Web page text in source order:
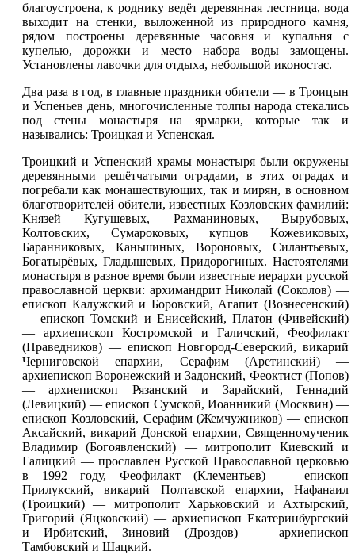
благоустроена, к роднику ведёт деревянная лестница, вода
выходит на стенки, выложенной из природного камня,
рядом построены деревянные часовня и купальня с
купелью, дорожки и место набора воды замощены.
Установлены лавочки для отдыха, небольшой иконостас.
Два раза в год, в главные праздники обители — в Троицын
и Успеньев день, многочисленные толпы народа стекались
под стены монастыря на ярмарки, которые так и
назывались: Троицкая и Успенская.
Троицкий и Успенский храмы монастыря были окружены
деревянными решётчатыми оградами, в этих оградах и
погребали как монашествующих, так и мирян, в основном
благотворителей обители, известных Козловских фамилий:
Князей Кугушевых, Рахманиновых, Вырубовых,
Колтовских, Сумароковых, купцов Кожевиковых,
Баранниковых, Каньшиных, Вороновых, Силантьевых,
Богатырёвых, Гладышевых, Придорогиных. Настоятелями
монастыря в разное время были известные иерархи русской
православной церкви: архимандрит Николай (Соколов) —
епископ Калужский и Боровский, Агапит (Вознесенский)
— епископ Томский и Енисейский, Платон (Фивейский)
— архиепископ Костромской и Галичский, Феофилакт
(Праведников) — епископ Новгород-Северский, викарий
Черниговской епархии, Серафим (Аретинский) —
архиепископ Воронежский и Задонский, Феоктист (Попов)
— архиепископ Рязанский и Зарайский, Геннадий
(Левицкий) — епископ Сумской, Иоанникий (Москвин) —
епископ Козловский, Серафим (Жемчужников) — епископ
Аксайский, викарий Донской епархии, Священномученик
Владимир (Богоявленский) — митрополит Киевский и
Галицкий — прославлен Русской Православной церковью
в 1992 году, Феофилакт (Клементьев) — епископ
Прилукский, викарий Полтавской епархии, Нафанаил
(Троицкий) — митрополит Харьковский и Ахтырский,
Григорий (Яцковский) — архиепископ Екатеринбургский
и Ирбитский, Зиновий (Дроздов) — архиепископ
Тамбовский и Шацкий.